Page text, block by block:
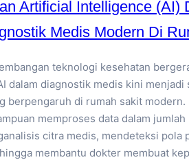
Artificial Intelligence (AI)
Medis Modern Di
teknologi kesehatan
dalam diagnostik medis kini menjadi
berpengaruh di rumah sakit modern.
memproses data dalam jumlah
citra medis, mendeteksi pola
membantu dokter membuat